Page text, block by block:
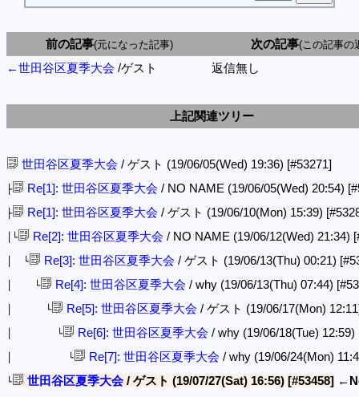
前の記事(元になった記事) 次の記事(この記事の
←世田谷区夏季大会 /ゲスト 返信無し
上記関連ツリー
世田谷区夏季大会 / ゲスト (19/06/05(Wed) 19:36) [#53271]
├ Re[1]: 世田谷区夏季大会 / NO NAME (19/06/05(Wed) 20:54)
├ Re[1]: 世田谷区夏季大会 / ゲスト (19/06/10(Mon) 15:39)
│└ Re[2]: 世田谷区夏季大会 / NO NAME (19/06/12(Wed) 21:34)
│ └ Re[3]: 世田谷区夏季大会 / ゲスト (19/06/13(Thu) 00:21)
│ └ Re[4]: 世田谷区夏季大会 / why (19/06/13(Thu) 07:44)
│ └ Re[5]: 世田谷区夏季大会 / ゲスト (19/06/17(Mon)
│ └ Re[6]: 世田谷区夏季大会 / why (19/06/18(Tue) 12:59)
│ └ Re[7]: 世田谷区夏季大会 / why (19/06/24(Mon)
└ 世田谷区夏季大会/ ゲスト (19/07/27(Sat) 16:56) [#53458]